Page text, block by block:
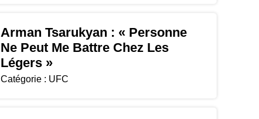
Arman Tsarukyan : « Personne
Ne Peut Me Battre Chez Les
Légers »
Catégorie : UFC